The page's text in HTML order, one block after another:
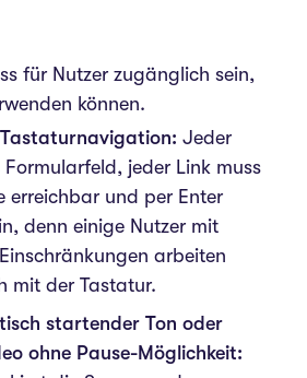
für Nutzer zugänglich sein,
können.
Jeder
Formularfeld, jeder Link muss
erreichbar und per Enter
denn einige Nutzer mit
arbeiten
mit der Tastatur.
startender Ton oder
ohne Pause-Möglichkeit: